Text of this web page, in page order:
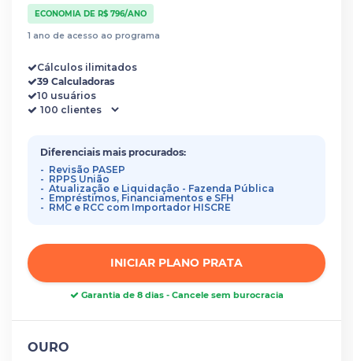
ECONOMIA DE R$ 796/ANO
1 ano de acesso ao programa
Cálculos ilimitados
39 Calculadoras
10 usuários
Diferenciais mais procurados:
Revisão PASEP
RPPS União
Atualização e Liquidação - Fazenda Pública
Empréstimos, Financiamentos e SFH
RMC e RCC com Importador HISCRE
INICIAR PLANO PRATA
Garantia de 8 dias - Cancele sem burocracia
OURO